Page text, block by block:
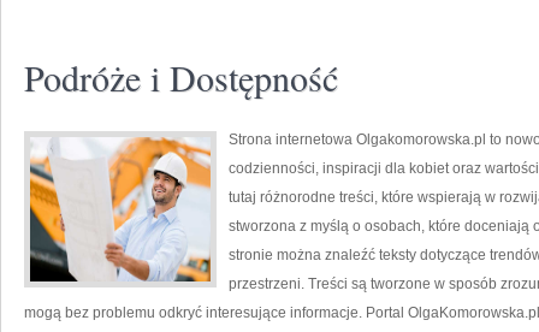
Podróże i Dostępność
Strona internetowa Olgakomorowska.pl to
codzienności, inspiracji dla kobiet oraz
tutaj różnorodne treści, które wspierają w
stworzona z myślą o osobach, które
stronie można znaleźć teksty dotyczące
przestrzeni. Treści są tworzone w sposób
mogą bez problemu odkryć interesujące informacje. Portal